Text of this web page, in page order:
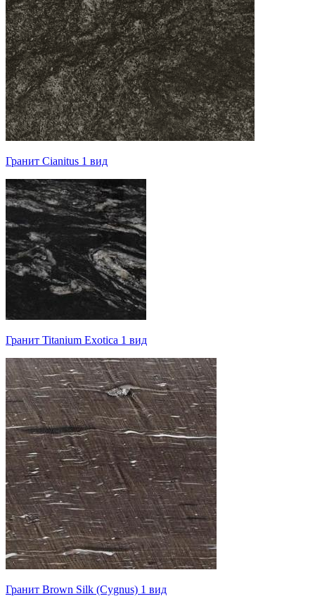
Гранит Cianitus 1 вид
Гранит Titanium Exotica 1 вид
Гранит Brown Silk (Cygnus) 1 вид